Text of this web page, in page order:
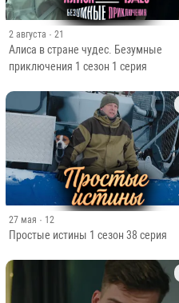
2 августа · 21
Алиса в стране чудес. Безумные
приключения 1 сезон 1 серия
27 мая · 12
Простые истины 1 сезон 38 серия